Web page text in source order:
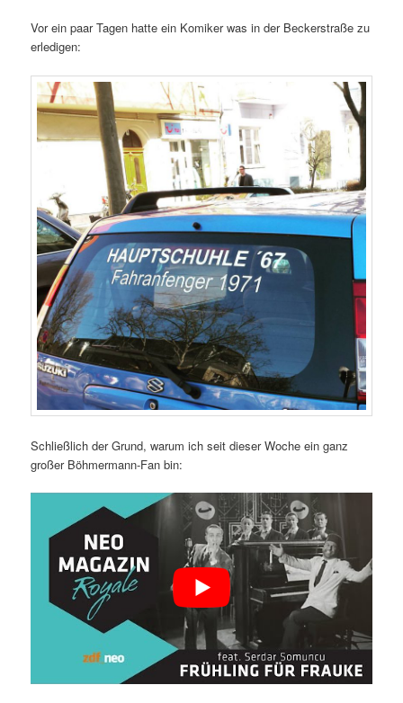
Vor ein paar Tagen hatte ein Komiker was in der Beckerstraße zu
erledigen:
Schließlich der Grund, warum ich seit dieser Woche ein ganz
großer Böhmermann-Fan bin: